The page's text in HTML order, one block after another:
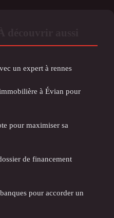
un expert à rennes
à Évian pour
pour maximiser sa
de financement
pour accorder un